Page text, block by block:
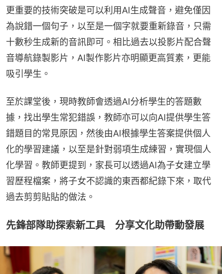
更重要的技術突破是可以利用AI生成聲音，避免僅因
為說錯一個句子，以至是一個字就要重新錄音，只需
十數秒生成新的音訊即可。相比過去以投影片配合聲
音導航錄製影片，AI製作影片亦明顯更高質素，更能
吸引學生。
至於課堂後，現時教師會透過AI分析學生的答題數
據，找出學生常犯錯誤，教師亦可以向AI提供學生答
錯題目的常見原因，然後由AI根據學生答案提供個人
化的學習建議，以至是針對弱項生成練習，實現個人
化學習。教師更提到，家長可以透過AI為子女建立學
習歷程檔案，將子女不認識的東西都紀錄下來，取代
過去剪剪貼貼的做法。
先鋒部隊助探索新工具 分享文化助帶動發展